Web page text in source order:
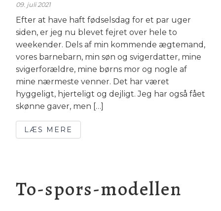
09. juli 2021
Efter at have haft fødselsdag for et par uger
siden, er jeg nu blevet fejret over hele to
weekender. Dels af min kommende ægtemand,
vores barnebarn, min søn og svigerdatter, mine
svigerforældre, mine børns mor og nogle af
mine nærmeste venner. Det har været
hyggeligt, hjerteligt og dejligt. Jeg har også fået
skønne gaver, men […]
LÆS MERE
To-spors-modellen